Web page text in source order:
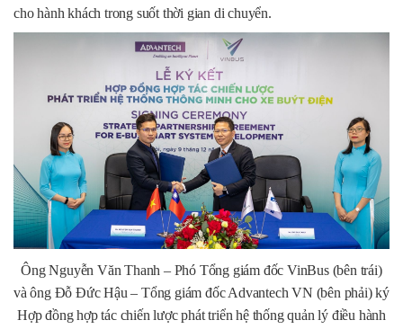
cho hành khách trong suốt thời gian di chuyển.
Ông Nguyễn Văn Thanh – Phó Tổng giám đốc VinBus (bên trái)
và ông Đỗ Đức Hậu – Tổng giám đốc Advantech VN (bên phải) ký
Hợp đồng hợp tác chiến lược phát triển hệ thống quản lý điều hành